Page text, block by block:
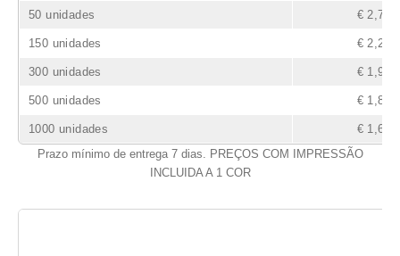
50 unidades € 2,77
150 unidades € 2,22
300 unidades € 1,97
500 unidades € 1,87
1000 unidades
€ 1,62
Prazo mínimo de entrega 7 dias. PREÇOS COM IMPRESSÃO
INCLUIDA A 1 COR